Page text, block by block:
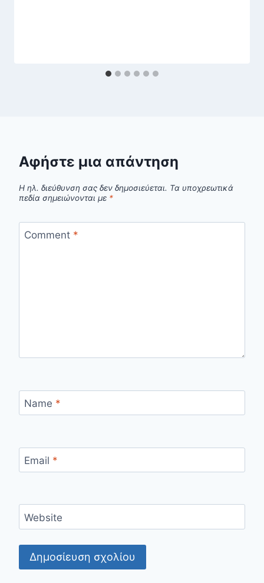
Αφήστε μια απάντηση
Η ηλ. διεύθυνση σας δεν δημοσιεύεται. Τα υποχρεωτικά
πεδία σημειώνονται με *
Comment *
Name *
Email *
Website